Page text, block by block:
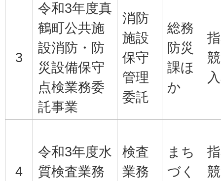
3
令和3年度真
鶴町公共施
設消防・防
災設備保守
点検業務委
託事業
消防
施設
保守
管理
委託
総務
防災
課ほ
か
4
令和3年度水
質検査業務
検査
業務
まち
づく